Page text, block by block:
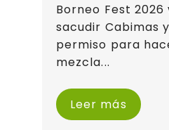
Borneo Fest 2026
sacudir Cabimas
permiso para
mezcla...
Leer más